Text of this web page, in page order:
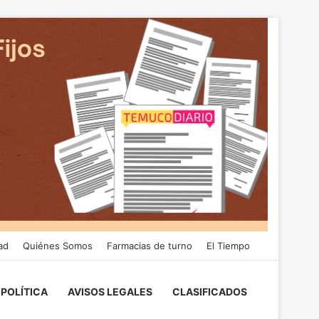
Quiénes Somos Farmacias de turno El Tiempo
POLÍTICA AVISOS LEGALES CLASIFICADOS